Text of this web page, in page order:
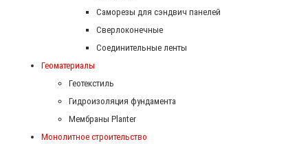
Саморезы для сэндвич панелей
Сверлоконечные
Соединительные ленты
Геоматериалы
Геотекстиль
Гидроизоляция фундамента
Мембраны Planter
Монолитное строительство